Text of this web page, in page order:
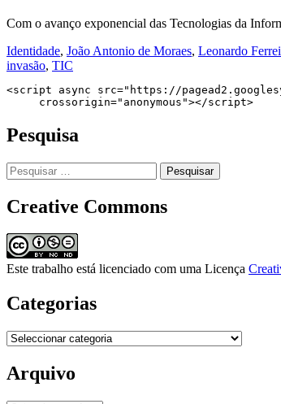
Com o avanço exponencial das Tecnologias da
Identidade, João Antonio de Moraes, Leonardo
invasão, TIC
<script async src="https://
     crossorigin="anonymous"></script>
Pesquisa
Pesquisar
por:
Creative Commons
Este trabalho está licenciado com uma Licença
Categorias
Categorias
Arquivo